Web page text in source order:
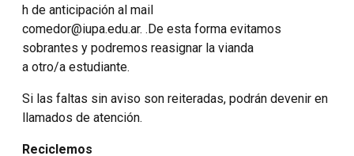
h de anticipación al mail
comedor@iupa.edu.ar. .De esta forma evitamos
sobrantes y podremos reasignar la vianda
a otro/a estudiante.
Si las faltas sin aviso son reiteradas, podrán devenir en
llamados de atención.
Reciclemos